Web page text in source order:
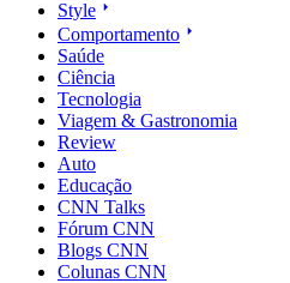
Style
Comportamento
Saúde
Ciência
Tecnologia
Viagem & Gastronomia
Review
Auto
Educação
CNN Talks
Fórum CNN
Blogs CNN
Colunas CNN